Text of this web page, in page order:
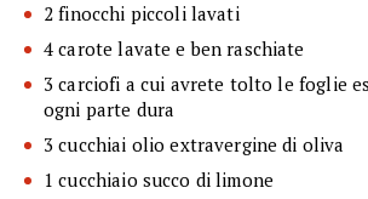
2 finocchi piccoli lavati
4 carote lavate e ben raschiate
3 carciofi a cui avrete tolto le foglie
ogni parte dura
3 cucchiai olio extravergine di oliva
1 cucchiaio succo di limone